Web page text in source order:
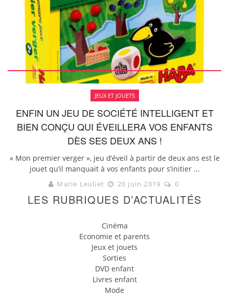
JEUX ET JOUETS
ENFIN UN JEU DE SOCIÉTÉ INTELLIGENT ET
BIEN CONÇU QUI ÉVEILLERA VOS ENFANTS
DÈS SES DEUX ANS !
« Mon premier verger », jeu d’éveil à partir de deux ans est le
jouet qu’il manquait à vos enfants pour s’initier ...
Marie Leuliet 20 juin 2019 0
LES RUBRIQUES D’ACTUALITÉS
Cinéma
Economie et parents
Jeux et jouets
Sorties
DVD enfant
Livres enfant
Mode